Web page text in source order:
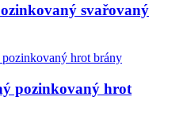
svařovaný
pozinkovaný hrot